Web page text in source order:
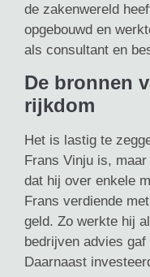
de zakenwereld
opgebouwd en
als consultant en
De bronnen
rijkdom
Het is lastig te
Frans Vinju is,
dat hij over enkele
Frans verdiende
geld. Zo werkte hij
bedrijven advies
Daarnaast